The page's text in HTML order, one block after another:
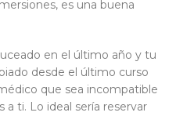
es una buena
en el último año y tu
desde el último curso
que sea incompatible
a ti. Lo ideal sería reservar